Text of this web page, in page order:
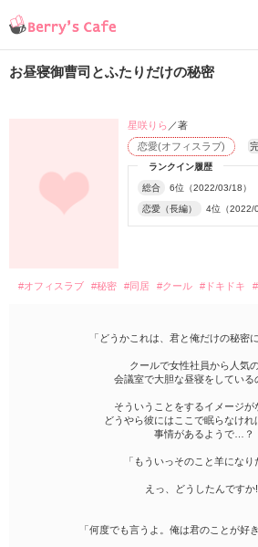
お昼寝御曹司とふたりだけの秘密
ランクイン履歴
総合 6位（2022/03/18）
恋愛（長編） 4位（2022/
恋愛(オフィスラブ)
星咲りら ／著
#オフィスラブ #秘密 #同居 #クール #ドキドキ
「どうかこれは、君と俺だけの秘密
クールで女性社員から人気
会議室で大胆な昼寝をしている
そういうことをするイメージが
どうやら彼にはここで眠らなけれ
事情があるようで…？
「もういっそのこと羊になり
えっ、どうしたんですか
「何度でも言うよ。俺は君のことが好